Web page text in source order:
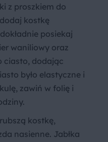
z proszkiem do
kostkę
posiekaj
waniliowy oraz
ciasto, dodając
było elastyczne i
zawiń w folię i
kostkę,
nasienne. Jabłka